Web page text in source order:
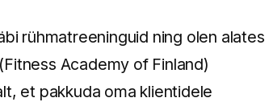
rühmatreeninguid ning olen alates
Academy of Finland)
et pakkuda oma klientidele